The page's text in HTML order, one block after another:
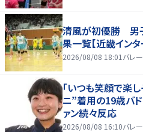
清風が初優勝 男
果一覧【近畿イン
2026/08/08 18:01 バレー
「いつも笑顔で楽
ニ”着用の19歳バド
ァン続々反応
2026/08/08 16:10バレー